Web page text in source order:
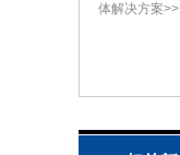
体解决方案>>